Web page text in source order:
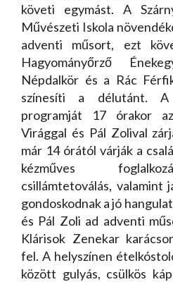
követi egymást. A
Művészeti Iskola
adventi műsort, ezt
Hagyományőrző
Népdalkör és a Rác
színesíti a délutánt. A
programját 17 órakor
Virággal és Pál Zolival
már 14 órától várják a
kézműves
csillámtetoválás, valamint
gondoskodnak a jó
és Pál Zoli ad adventi
Klárisok Zenekar
fel. A helyszínen
között gulyás, csülkös